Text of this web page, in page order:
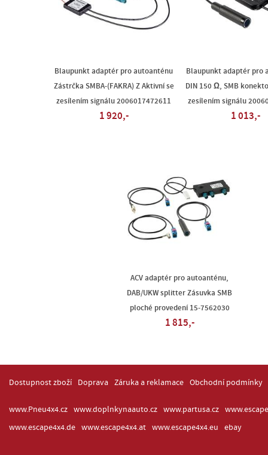
Blaupunkt adaptér pro autoanténu
Zástrčka SMBA-(FAKRA) Z Aktivní se
zesílením signálu 2006017472611
1 920,-
Blaupunkt adaptér pro
DIN 150 Ω, SMB
zesílením signálu
1 013,-
ACV adaptér pro autoanténu,
DAB/UKW splitter Zásuvka SMB
ploché provedení 15-7562030
1 815,-
Dostupnost zboží Doprava Záruka a reklamace Obchodní podmínky
www.Pneu4x4.cz www.doplnkynaauto.cz www.partusa.cz
www.escape4x4.de
www.escape4x4.at www.escape4x4.eu ebay